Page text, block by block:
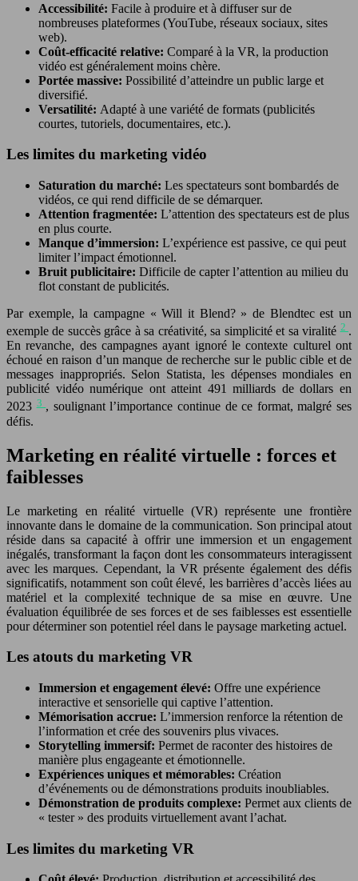
Accessibilité: Facile à produire et à diffuser sur de
nombreuses plateformes (YouTube, réseaux sociaux, sites
web).
Coût-efficacité relative: Comparé à la VR, la production
vidéo est généralement moins chère.
Portée massive: Possibilité d’atteindre un public large et
diversifié.
Versatilité: Adapté à une variété de formats (publicités
courtes, tutoriels, documentaires, etc.).
Les limites du marketing vidéo
Saturation du marché: Les spectateurs sont bombardés de
vidéos, ce qui rend difficile de se démarquer.
Attention fragmentée: L’attention des spectateurs est de plus
en plus courte.
Manque d’immersion: L’expérience est passive, ce qui peut
limiter l’impact émotionnel.
Bruit publicitaire: Difficile de capter l’attention au milieu du
flot constant de publicités.
Par exemple, la campagne « Will it Blend? » de Blendtec est un
exemple de succès grâce à sa créativité, sa simplicité et sa viralité2 .
En revanche, des campagnes ayant ignoré le contexte culturel ont
échoué en raison d’un manque de recherche sur le public cible et de
messages inappropriés. Selon Statista, les dépenses mondiales en
publicité vidéo numérique ont atteint 491 milliards de dollars en
20233 , soulignant l’importance continue de ce format, malgré ses
défis.
Marketing en réalité virtuelle : forces et
faiblesses
Le marketing en réalité virtuelle (VR) représente une frontière
innovante dans le domaine de la communication. Son principal atout
réside dans sa capacité à offrir une immersion et un engagement
inégalés, transformant la façon dont les consommateurs interagissent
avec les marques. Cependant, la VR présente également des défis
significatifs, notamment son coût élevé, les barrières d’accès liées au
matériel et la complexité technique de sa mise en œuvre. Une
évaluation équilibrée de ses forces et de ses faiblesses est essentielle
pour déterminer son potentiel réel dans le paysage marketing actuel.
Les atouts du marketing VR
Immersion et engagement élevé: Offre une expérience
interactive et sensorielle qui captive l’attention.
Mémorisation accrue: L’immersion renforce la rétention de
l’information et crée des souvenirs plus vivaces.
Storytelling immersif: Permet de raconter des histoires de
manière plus engageante et émotionnelle.
Expériences uniques et mémorables: Création
d’événements ou de démonstrations produits inoubliables.
Démonstration de produits complexe: Permet aux clients de
« tester » des produits virtuellement avant l’achat.
Les limites du marketing VR